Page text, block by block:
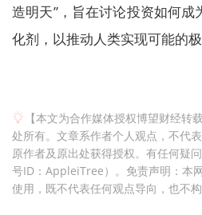
造明天”，旨在讨论投资如何
化剂，以推动人类实现可能的极
【本文为合作媒体授权博望财经转
处所有。文章系作者个人观点，不代
原作者及原出处获得授权。有任何疑
号ID：AppleiTree）。免责声明：本
使用，既不代表任何观点导向，也不构